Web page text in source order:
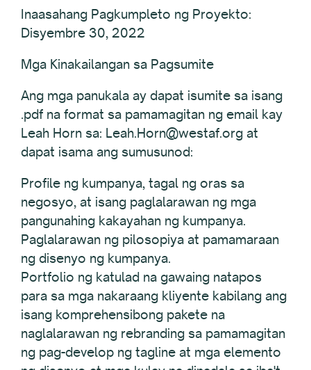
Inaasahang Pagkumpleto ng Proyekto:
Disyembre 30, 2022
Mga Kinakailangan sa Pagsumite
Ang mga panukala ay dapat isumite sa isang
.pdf na format sa pamamagitan ng email kay
Leah Horn sa: Leah.Horn@westaf.org at
dapat isama ang sumusunod:
Profile ng kumpanya, tagal ng oras sa
negosyo, at isang paglalarawan ng mga
pangunahing kakayahan ng kumpanya.
Paglalarawan ng pilosopiya at pamamaraan
ng disenyo ng kumpanya.
Portfolio ng katulad na gawaing natapos
para sa mga nakaraang kliyente kabilang ang
isang komprehensibong pakete na
naglalarawan ng rebranding sa pamamagitan
ng pag-develop ng tagline at mga elemento